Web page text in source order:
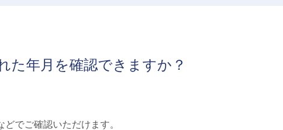
た年月を確認できますか？
でご確認いただけます。